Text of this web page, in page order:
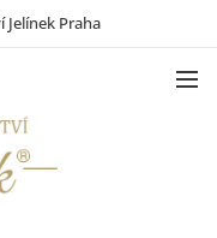
Jelínek Praha